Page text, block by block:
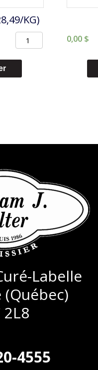
KG)
quantité
0,00 $
Labelle
2L8
4555